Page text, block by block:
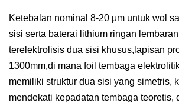
Ketebalan nominal 8-20 μm untuk wol
sisi serta baterai lithium ringan
terelektrolisis dua sisi khusus,lapisan
1300mm,di mana foil tembaga
memiliki struktur dua sisi yang simetris,
mendekati kepadatan tembaga teoretis,